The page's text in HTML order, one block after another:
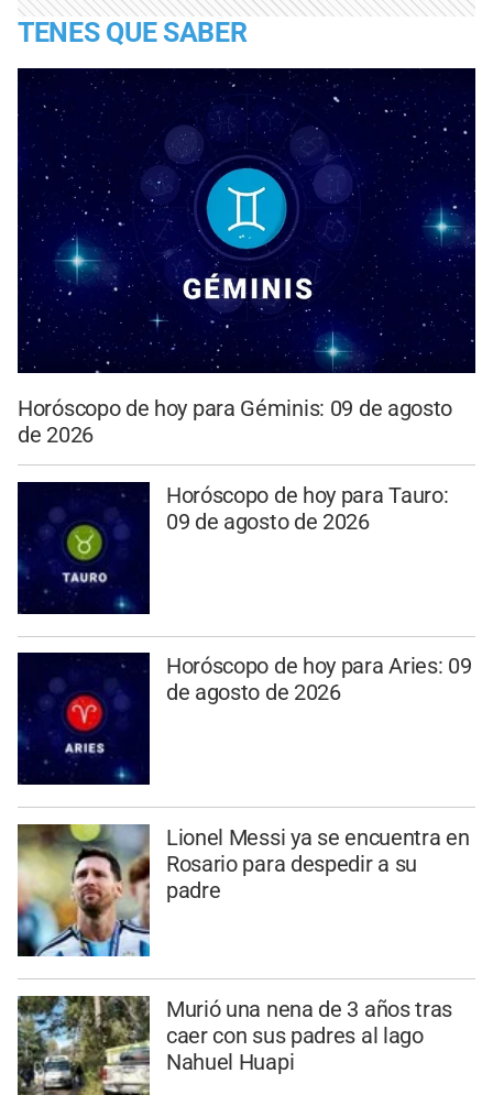
TENES QUE SABER
Horóscopo de hoy para Géminis: 09 de agosto
de 2026
Horóscopo de hoy para Tauro:
09 de agosto de 2026
Horóscopo de hoy para Aries: 09
de agosto de 2026
Lionel Messi ya se encuentra en
Rosario para despedir a su
padre
Murió una nena de 3 años tras
caer con sus padres al lago
Nahuel Huapi